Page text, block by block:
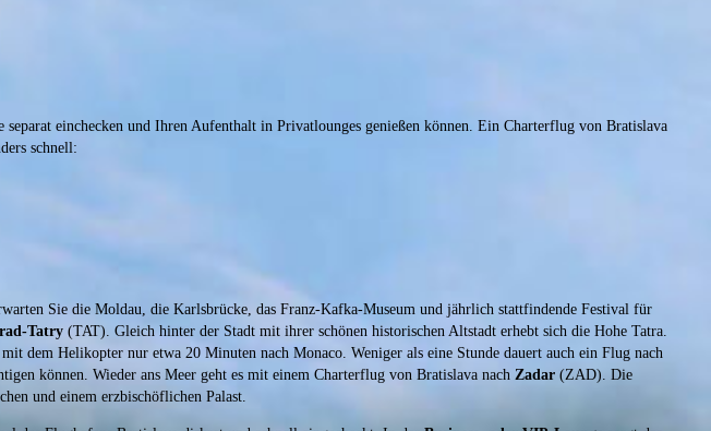
einchecken und Ihren Aufenthalt in Privatlounges genießen können. Ein Charterflug von Bratislava
schnell:
Sie die Moldau, die Karlsbrücke, das Franz-Kafka-Museum und jährlich stattfindende Festival für
Tatry (TAT). Gleich hinter der Stadt mit ihrer schönen historischen Altstadt erhebt sich die Hohe Tatra.
dem Helikopter nur etwa 20 Minuten nach Monaco. Weniger als eine Stunde dauert auch ein Flug nach
können. Wieder ans Meer geht es mit einem Charterflug von Bratislava nach Zadar (ZAD). Die
und einem erzbischöflichen Palast.